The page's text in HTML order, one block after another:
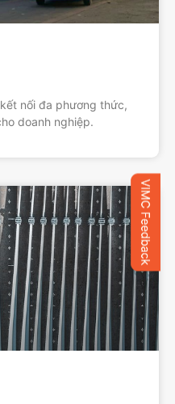
nối đa phương thức,
doanh nghiệp.